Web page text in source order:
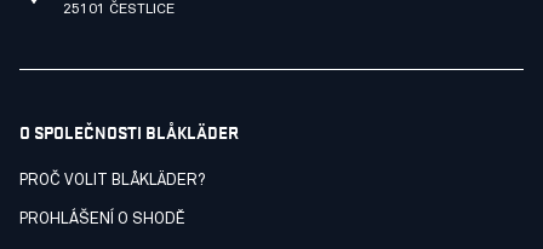
25101 ČESTLICE
O SPOLEČNOSTI BLÅKLÄDER
PROČ VOLIT BLÅKLÄDER?
PROHLÁŠENÍ O SHODĚ